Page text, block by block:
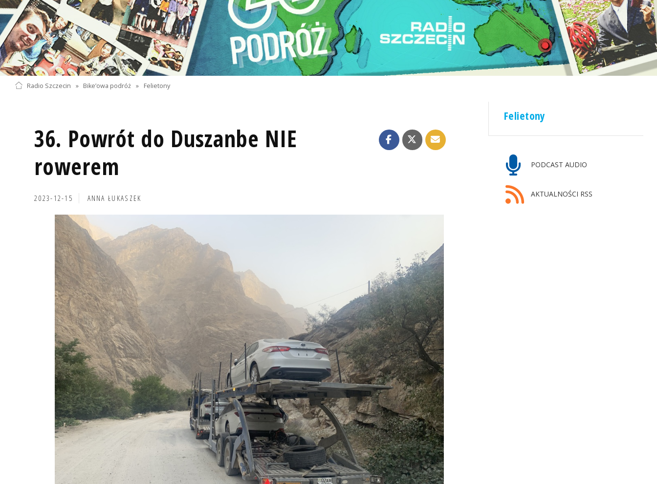
Radio Szczecin » Bike’owa podróż » Felietony
36. Powrót do Duszanbe NIE
rowerem
2023-12-15 ANNA ŁUKASZEK
Felietony
PODCAST AUDIO
AKTUALNOŚCI RSS